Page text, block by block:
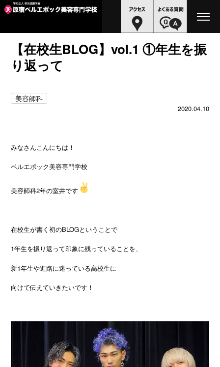
【在校生BLOG】vol.1 ①年生を振
り返って
美容師科
2020.04.10
みなさんこんにちは！
ベルエポック美容専門学校
美容師科2年の室井です
在校生が書く初のBLOGということで
1年生を振り返って印象に残っていることを、
新1年生や進路に迷っている高校生に
向けて伝えていきたいです！